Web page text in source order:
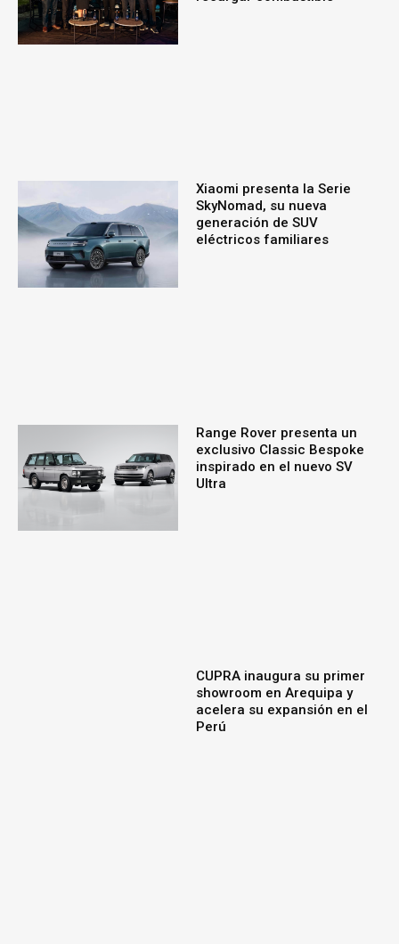
Xiaomi presenta la Serie
SkyNomad, su nueva
generación de SUV
eléctricos familiares
Range Rover presenta un
exclusivo Classic Bespoke
inspirado en el nuevo SV
Ultra
CUPRA inaugura su primer
showroom en Arequipa y
acelera su expansión en el
Perú